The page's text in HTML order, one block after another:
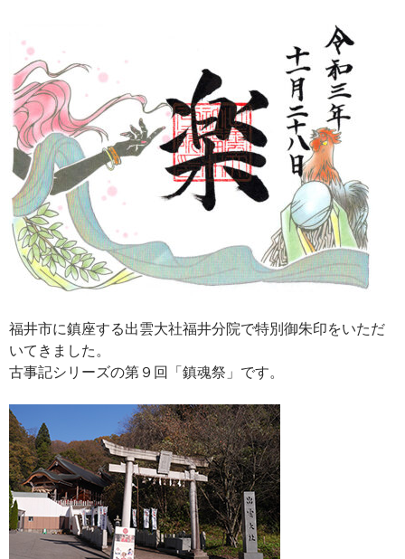
福井市に鎮座する出雲大社福井分院で特別御朱印をいただ
いてきました。
古事記シリーズの第９回「鎮魂祭」です。